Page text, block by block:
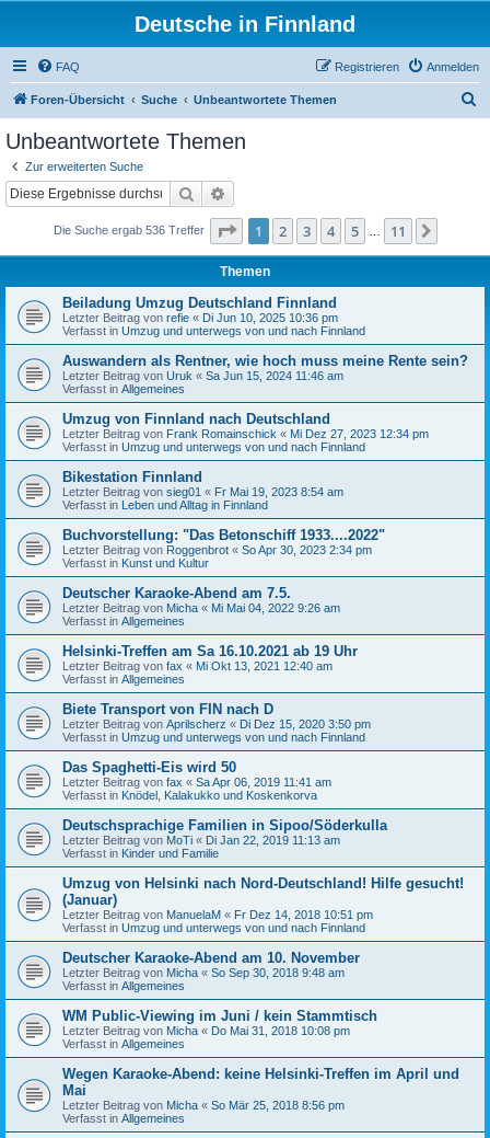
Deutsche in Finnland
FAQ Anmelden
Registrieren
Foren-Übersicht Suche Unbeantwortete Themen
Unbeantwortete Themen
Zur erweiterten Suche
Suche
Die Suche ergab 536 Treffer Seite 1von 11
1 2 3 4 5 11
Themen
Beiladung Umzug Deutschland Finnland
Letzter Beitrag von refie « Di Jun 10, 2025 10:36 pm
Verfasst in Umzug und unterwegs von und nach Finnland
Auswandern als Rentner, wie hoch muss meine Rente sein?
Letzter Beitrag von Uruk « Sa Jun 15, 2024 11:46 am
Verfasst in Allgemeines
Umzug von Finnland nach Deutschland
Letzter Beitrag von Frank Romainschick « Mi Dez 27, 2023 12:34 pm
Verfasst in Umzug und unterwegs von und nach Finnland
Bikestation Finnland
Letzter Beitrag von sieg01 « Fr Mai 19, 2023 8:54 am
Verfasst in Leben und Alltag in Finnland
Buchvorstellung: "Das Betonschiff 1933....2022"
Letzter Beitrag von Roggenbrot « So Apr 30, 2023 2:34 pm
Verfasst in Kunst und Kultur
Deutscher Karaoke-Abend am 7.5.
Letzter Beitrag von Micha « Mi Mai 04, 2022 9:26 am
Verfasst in Allgemeines
Helsinki-Treffen am Sa 16.10.2021 ab 19 Uhr
Letzter Beitrag von fax « Mi Okt 13, 2021 12:40 am
Verfasst in Allgemeines
Biete Transport von FIN nach D
Letzter Beitrag von Aprilscherz « Di Dez 15, 2020 3:50 pm
Verfasst in Umzug und unterwegs von und nach Finnland
Das Spaghetti-Eis wird 50
Letzter Beitrag von fax « Sa Apr 06, 2019 11:41 am
Verfasst in Knödel, Kalakukko und Koskenkorva
Deutschsprachige Familien in Sipoo/Söderkulla
Letzter Beitrag von MoTi « Di Jan 22, 2019 11:13 am
Verfasst in Kinder und Familie
Umzug von Helsinki nach Nord-Deutschland! Hilfe gesucht!
(Januar)
Letzter Beitrag von ManuelaM « Fr Dez 14, 2018 10:51 pm
Verfasst in Umzug und unterwegs von und nach Finnland
Deutscher Karaoke-Abend am 10. November
Letzter Beitrag von Micha « So Sep 30, 2018 9:48 am
Verfasst in Allgemeines
WM Public-Viewing im Juni / kein Stammtisch
Letzter Beitrag von Micha « Do Mai 31, 2018 10:08 pm
Verfasst in Allgemeines
Wegen Karaoke-Abend: keine Helsinki-Treffen im April und
Mai
Letzter Beitrag von Micha « So Mär 25, 2018 8:56 pm
Verfasst in Allgemeines